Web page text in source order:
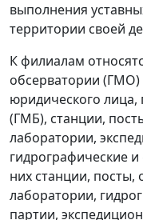
выполнения
территории своей
К филиалам
обсерватории
юридического
(ГМБ), станции,
лаборатории,
гидрографические
них станции, посты,
лаборатории,
партии,